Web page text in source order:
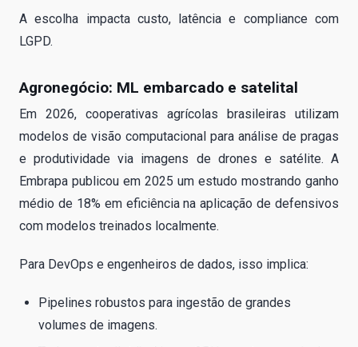
A escolha impacta custo, latência e compliance com
LGPD.
Agronegócio: ML embarcado e satelital
Em 2026, cooperativas agrícolas brasileiras utilizam
modelos de visão computacional para análise de pragas
e produtividade via imagens de drones e satélite. A
Embrapa publicou em 2025 um estudo mostrando ganho
médio de 18% em eficiência na aplicação de defensivos
com modelos treinados localmente.
Para DevOps e engenheiros de dados, isso implica:
Pipelines robustos para ingestão de grandes
volumes de imagens.